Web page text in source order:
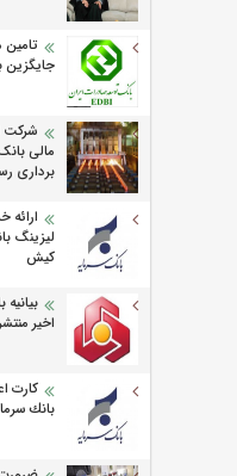
تامین
شرکت
مالی
برداری
ارائه
ليزينگ
كيش
اخیر
كارت
بانك